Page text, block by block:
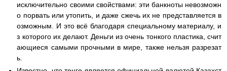
исключительно своими свойствами: эти банкноты невозможн
о порвать или утопить, и даже сжечь их не представляется в
озможным. И это всё благодаря специальному материалу, и
з которого их делают. Деньги из очень тонкого пластика, счит
ающиеся самыми прочными в мире, также нельзя разрезат
ь.